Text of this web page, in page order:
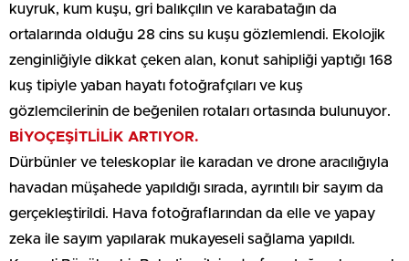
kuyruk, kum kuşu, gri balıkçılın ve karabatağın da
ortalarında olduğu 28 cins su kuşu gözlemlendi. Ekolojik
zenginliğiyle dikkat çeken alan, konut sahipliği yaptığı 168
kuş tipiyle yaban hayatı fotoğrafçıları ve kuş
gözlemcilerinin de beğenilen rotaları ortasında bulunuyor.
BİYOÇEŞİTLİLİK ARTIYOR.
Dürbünler ve teleskoplar ile karadan ve drone aracılığıyla
havadan müşahede yapıldığı sırada, ayrıntılı bir sayım da
gerçekleştirildi. Hava fotoğraflarından da elle ve yapay
zeka ile sayım yapılarak mukayeseli sağlama yapıldı.